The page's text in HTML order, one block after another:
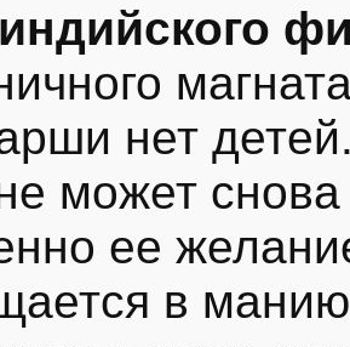
нет
может снова
ее
в